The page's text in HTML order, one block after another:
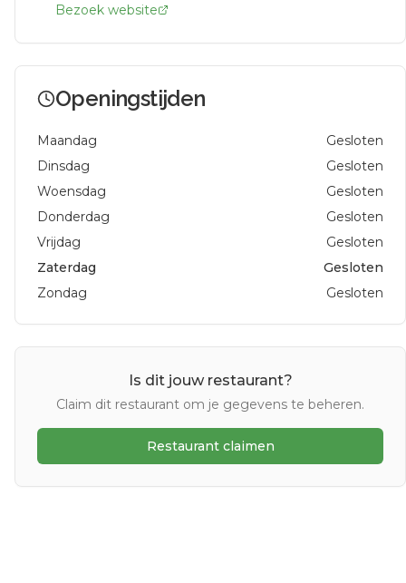
Bezoek website
Openingstijden
Maandag
Gesloten
Dinsdag
Gesloten
Woensdag
Gesloten
Donderdag
Gesloten
Vrijdag
Gesloten
Zaterdag
Gesloten
Zondag
Gesloten
Is dit jouw restaurant?
Claim dit restaurant om je gegevens te beheren.
Restaurant claimen